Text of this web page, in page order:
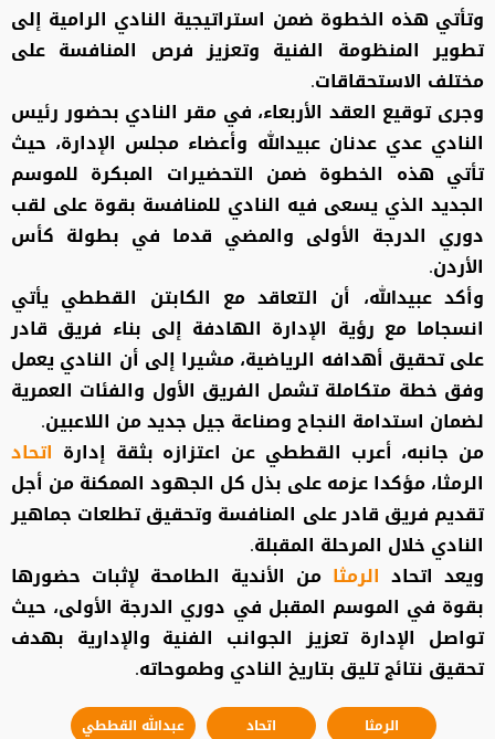
وتأتي هذه الخطوة ضمن استراتيجية النادي الرامية إلى
تطوير المنظومة الفنية وتعزيز فرص المنافسة على
مختلف الاستحقاقات.
وجرى توقيع العقد الأربعاء، في مقر النادي بحضور رئيس
النادي عدي عدنان عبيدالله وأعضاء مجلس الإدارة، حيث
تأتي هذه الخطوة ضمن التحضيرات المبكرة للموسم
الجديد الذي يسعى فيه النادي للمنافسة بقوة على لقب
دوري الدرجة الأولى والمضي قدما في بطولة كأس
الأردن.
وأكد عبيدالله، أن التعاقد مع الكابتن القططي يأتي
انسجاما مع رؤية الإدارة الهادفة إلى بناء فريق قادر
على تحقيق أهدافه الرياضية، مشيرا إلى أن النادي يعمل
وفق خطة متكاملة تشمل الفريق الأول والفئات العمرية
لضمان استدامة النجاح وصناعة جيل جديد من اللاعبين.
من جانبه، أعرب القططي عن اعتزازه بثقة إدارة اتحاد
الرمثا، مؤكدا عزمه على بذل كل الجهود الممكنة من أجل
تقديم فريق قادر على المنافسة وتحقيق تطلعات جماهير
النادي خلال المرحلة المقبلة.
ويعد اتحاد الرمثا من الأندية الطامحة لإثبات حضورها
بقوة في الموسم المقبل في دوري الدرجة الأولى، حيث
تواصل الإدارة تعزيز الجوانب الفنية والإدارية بهدف
تحقيق نتائج تليق بتاريخ النادي وطموحاته.
الرمثا اتحاد عبدالله القططي